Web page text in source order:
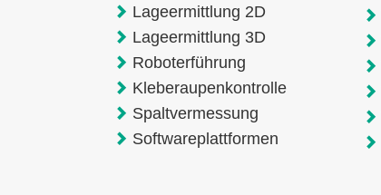
Lageermittlung 2D
Lageermittlung 3D
Roboterführung
Kleberaupenkontrolle
Spaltvermessung
Softwareplattformen